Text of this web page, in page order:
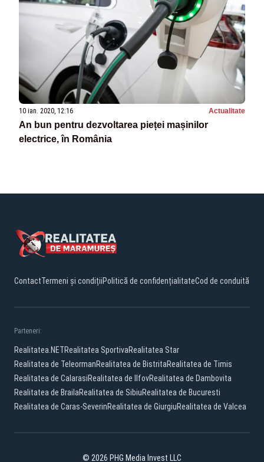
10 ian. 2020, 12:16 Actualitate
An bun pentru dezvoltarea pieței mașinilor
electrice, în România
ContactTermeni și condițiiPolitică de confidențialitateCod de conduită
Parteneri:
Realitatea.NETRealitatea SportivaRealitatea Star
Realitatea de TeleormanRealitatea de BistritaRealitatea de Timis
Realitatea de CalarasiRealitatea de IlfovRealitatea de Dambovita
Realitatea de BrailaRealitatea de SibiuRealitatea de Bucuresti
Realitatea de Caras-SeverinRealitatea de GiurgiuRealitatea de Valcea
© 2026 PHG Media Invest LLC